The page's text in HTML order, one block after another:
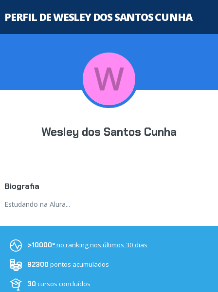
PERFIL DE WESLEY DOS SANTOS CUNHA
Wesley dos Santos Cunha
Biografia
Estudando na Alura...
>10000ºno ranking nos últimos 30 dias
92300 pontos acumulados
30 cursos concluídos